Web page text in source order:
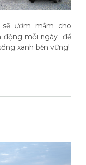
ươm mầm cho
động mỗi ngày để
xanh bền vững!